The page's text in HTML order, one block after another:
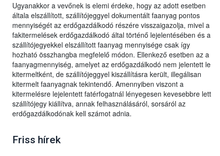
Ugyanakkor a vevőnek is elemi érdeke, hogy az adott esetben
általa elszállított, szállítójeggyel dokumentált faanyag pontos
mennyiségét az erdőgazdálkodó részére visszaigazolja, mivel a
fakitermelések erdőgazdálkodó által történő lejelentésében és a
szállítójegyekkel elszállított faanyag mennyisége csak így
hozható összhangba megfelelő módon. Ellenkező esetben az a
faanyagmennyiség, amelyet az erdőgazdálkodó nem jelentett le
kitermeltként, de szállítójeggyel kiszállításra került, illegálisan
kitermelt faanyagnak tekintendő. Amennyiben viszont a
kitermelésre lejelentett fatérfogatnál lényegesen kevesebbre lett
szállítójegy kiállítva, annak felhasználásáról, sorsáról az
erdőgazdálkodónak kell számot adnia.
Friss hírek